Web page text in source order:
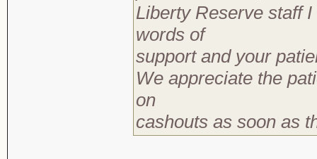
Liberty Reserve staff
words of
support and your
We appreciate the
on
cashouts as soon as